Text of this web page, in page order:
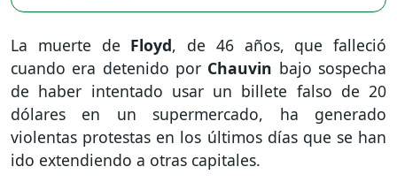
La muerte de Floyd, de 46 años, que falleció
cuando era detenido por Chauvin bajo sospecha
de haber intentado usar un billete falso de 20
dólares en un supermercado, ha generado
violentas protestas en los últimos días que se han
ido extendiendo a otras capitales.